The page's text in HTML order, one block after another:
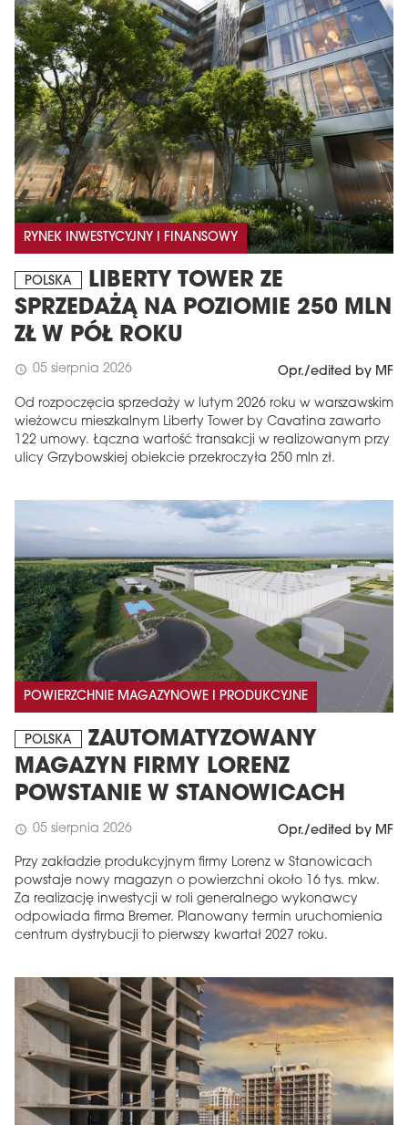
RYNEK INWESTYCYJNY I FINANSOWY
POLSKA
LIBERTY TOWER ZE
SPRZEDAŻĄ NA POZIOMIE 250 MLN
ZŁ W PÓŁ ROKU
schedule 05 sierpnia 2026 Opr./edited by MF
Od rozpoczęcia sprzedaży w lutym 2026 roku w warszawskim
wieżowcu mieszkalnym Liberty Tower by Cavatina zawarto
122 umowy. Łączna wartość transakcji w realizowanym przy
ulicy Grzybowskiej obiekcie przekroczyła 250 mln zł.
POWIERZCHNIE MAGAZYNOWE I PRODUKCYJNE
POLSKA
ZAUTOMATYZOWANY
MAGAZYN FIRMY LORENZ
POWSTANIE W STANOWICACH
schedule 05 sierpnia 2026 Opr./edited by MF
Przy zakładzie produkcyjnym firmy Lorenz w Stanowicach
powstaje nowy magazyn o powierzchni około 16 tys. mkw.
Za realizację inwestycji w roli generalnego wykonawcy
odpowiada firma Bremer. Planowany termin uruchomienia
centrum dystrybucji to pierwszy kwartał 2027 roku.